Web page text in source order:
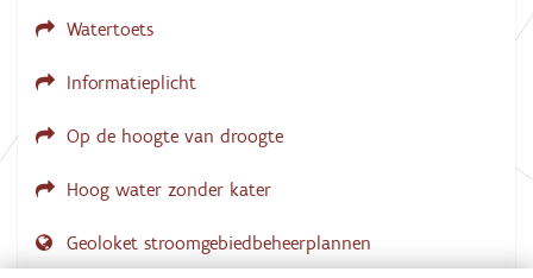
Watertoets
Informatieplicht
Op de hoogte van droogte
Hoog water zonder kater
Geoloket stroomgebiedbeheerplannen